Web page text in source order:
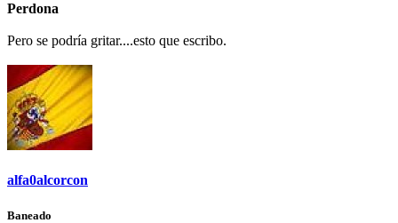
Perdona
Pero se podría gritar....esto que escribo.
alfa0alcorcon
Baneado